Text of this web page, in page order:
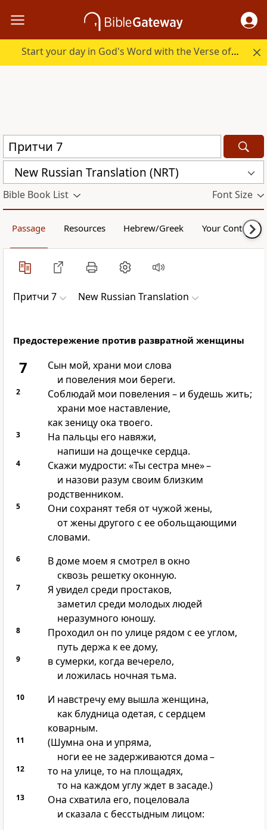
Start your day in God's Word with the Verse of the Day.
New Russian Translation (NRT)
Bible Book List Font Size
Passage Resources Hebrew/Greek Your Content
Притчи 7 New Russian Translation
Предостережение против развратной женщины
7
Сын мой, храни мои слова
и повеления мои береги.
2
Соблюдай мои повеления – и будешь жить;
храни мое наставление,
как зеницу ока твоего.
3
На пальцы его навяжи,
напиши на дощечке сердца.
4
Скажи мудрости: «Ты сестра мне» –
и назови разум своим близким
родственником.
5
Они сохранят тебя от чужой жены,
от жены другого с ее обольщающими
словами.
6
В доме моем я смотрел в окно
сквозь решетку оконную.
7
Я увидел среди простаков,
заметил среди молодых людей
неразумного юношу.
8
Проходил он по улице рядом с ее углом,
путь держа к ее дому,
9
в сумерки, когда вечерело,
и ложилась ночная тьма.
10
И навстречу ему вышла женщина,
как блудница одетая, с сердцем
коварным.
11
(Шумна она и упряма,
ноги ее не задерживаются дома –
12
то на улице, то на площадях,
то на каждом углу ждет в засаде.)
13
Она схватила его, поцеловала
и сказала с бесстыдным лицом: